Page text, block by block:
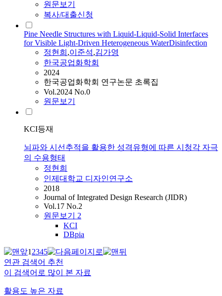
원문보기
복사/대출신청
Pine Needle Structures with Liquid-Liquid-Solid Interfaces
for Visible Light-Driven Heterogeneous WaterDisinfection
정현희 ,이준석,김가영
한국공업화학회
2024
한국공업화학회 연구논문 초록집
Vol.2024 No.0
원문보기
KCI등재
뇌파와 시선추적을 활용한 성격유형에 따른 시청각 자극
의 수용형태
정현희
인제대학교 디자인연구소
2018
Journal of Integrated Design Research (JIDR)
Vol.17 No.2
원문보기 2
KCI
DBpia
12345
연관 검색어 추천
이 검색어로 많이 본 자료
활용도 높은 자료